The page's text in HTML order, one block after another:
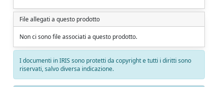
File allegati a questo prodotto
Non ci sono file associati a questo prodotto.
I documenti in IRIS sono protetti da copyright e tutti i diritti sono
riservati, salvo diversa indicazione.